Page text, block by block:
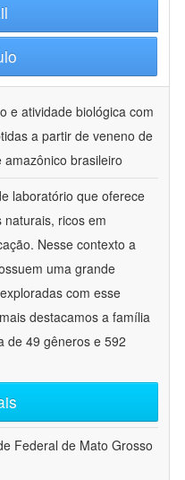
e atividade biológica com
a partir de veneno de
brasileiro
laboratório que oferece
ricos em
Nesse contexto a
uma grande
com esse
destacamos a família
de 49 gêneros e 592
Federal de Mato Grosso